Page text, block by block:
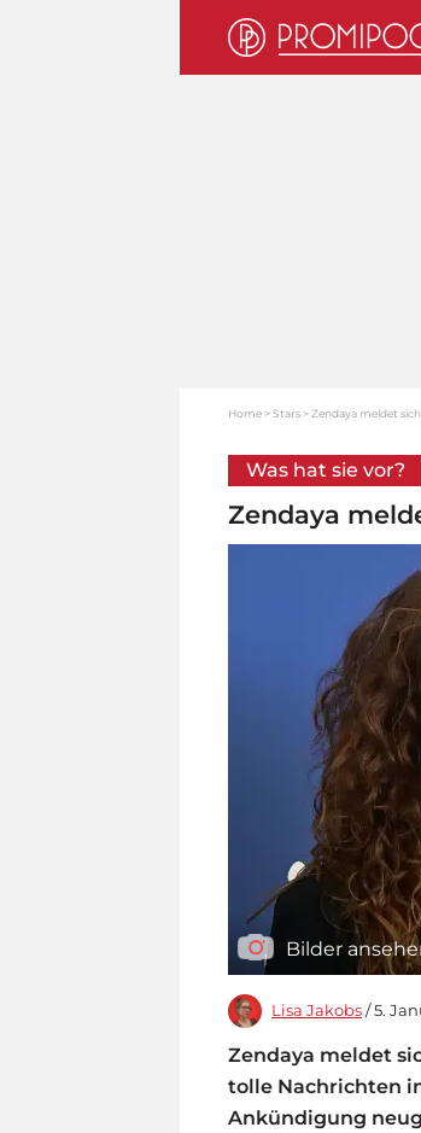
Home Stars Zendaya meldet
Was hat sie vor?
Zendaya
Bilder
Lisa Jakobs / 5.
Zendaya meldet
tolle Nachrichten
Ankündigung